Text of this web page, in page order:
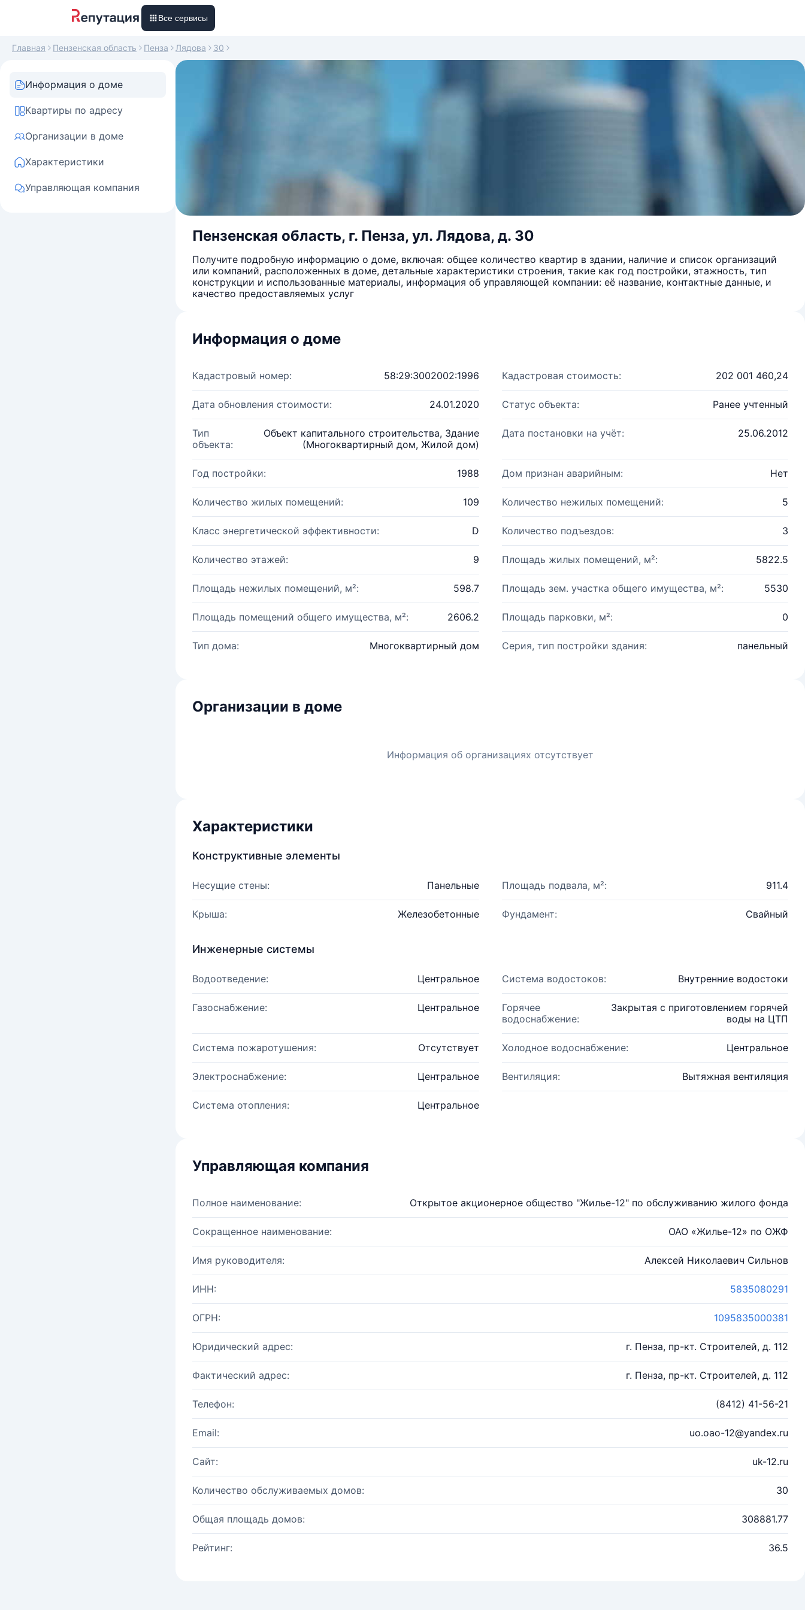
Все сервисы
Главная Пензенская область Пенза Лядова 30
Информация о доме
Квартиры по адресу
Организации в доме
Характеристики
Управляющая компания
Пензенская область, г. Пенза, ул. Лядова, д. 30
Получите подробную информацию о доме, включая: общее количество квартир в здании, наличие и список организаций
или компаний, расположенных в доме, детальные характеристики строения, такие как год постройки, этажность, тип
конструкции и использованные материалы, информация об управляющей компании: её название, контактные данные, и
качество предоставляемых услуг
Информация о доме
Кадастровый номер: 58:29:3002002:1996 Кадастровая стоимость: 202 001 460,24
Дата обновления стоимости: 24.01.2020 Статус объекта: Ранее учтенный
Тип
объекта:
Объект капитального строительства, Здание
(Многоквартирный дом, Жилой дом)
Дата постановки на учёт: 25.06.2012
Год постройки: 1988 Дом признан аварийным: Нет
Количество жилых помещений: 109 Количество нежилых помещений: 5
Класс энергетической эффективности: D Количество подъездов: 3
Количество этажей: 9 Площадь жилых помещений, м²: 5822.5
Площадь нежилых помещений, м²: 598.7 Площадь зем. участка общего имущества, м²: 5530
Площадь помещений общего имущества, м²: 2606.2 Площадь парковки, м²: 0
Тип дома: Многоквартирный дом Серия, тип постройки здания: панельный
Организации в доме
Информация об организациях отсутствует
Характеристики
Конструктивные элементы
Несущие стены: Панельные Площадь подвала, м²: 911.4
Крыша: Железобетонные Фундамент: Свайный
Инженерные системы
Водоотведение: Центральное Система водостоков: Внутренние водостоки
Газоснабжение: Центральное
Горячее
водоснабжение:
Закрытая с приготовлением горячей
воды на ЦТП
Система пожаротушения: Отсутствует Холодное водоснабжение: Центральное
Электроснабжение: Центральное Вентиляция: Вытяжная вентиляция
Система отопления: Центральное
Управляющая компания
Полное наименование: Открытое акционерное общество "Жилье-12" по обслуживанию жилого фонда
Сокращенное наименование: ОАО «Жилье-12» по ОЖФ
Имя руководителя: Алексей Николаевич Сильнов
ИНН: 5835080291
ОГРН: 1095835000381
Юридический адрес: г. Пенза, пр-кт. Строителей, д. 112
Фактический адрес: г. Пенза, пр-кт. Строителей, д. 112
Телефон: (8412) 41-56-21
Email: uo.oao-12@yandex.ru
Сайт: uk-12.ru
Количество обслуживаемых домов: 30
Общая площадь домов: 308881.77
Рейтинг: 36.5